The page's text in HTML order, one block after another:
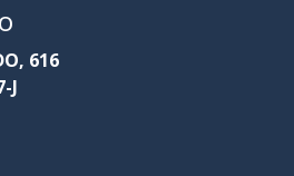
616
J